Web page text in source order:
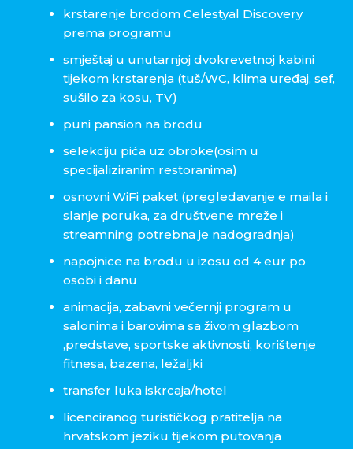
krstarenje brodom Celestyal Discovery
prema programu
smještaj u unutarnjoj dvokrevetnoj kabini
tijekom krstarenja (tuš/WC, klima uređaj, sef,
sušilo za kosu, TV)
puni pansion na brodu
selekciju pića uz obroke(osim u
specijaliziranim restoranima)
osnovni WiFi paket (pregledavanje e maila i
slanje poruka, za društvene mreže i
streamning potrebna je nadogradnja)
napojnice na brodu u izosu od 4 eur po
osobi i danu
animacija, zabavni večernji program u
salonima i barovima sa živom glazbom
,predstave, sportske aktivnosti, korištenje
fitnesa, bazena, ležaljki
transfer luka iskrcaja/hotel
licenciranog turističkog pratitelja na
hrvatskom jeziku tijekom putovanja